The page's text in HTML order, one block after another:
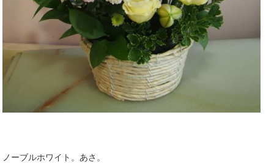
ノーブルホワイト。あさ。